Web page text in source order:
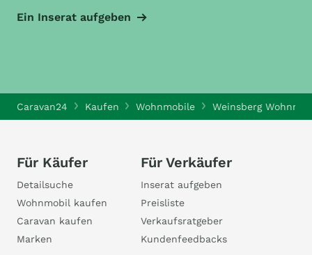
Ein Inserat aufgeben
Caravan24 Kaufen Wohnmobile Weinsberg
Für Käufer
Detailsuche
Wohnmobil kaufen
Caravan kaufen
Marken
Für Verkäufer
Inserat aufgeben
Preisliste
Verkaufsratgeber
Kundenfeedbacks